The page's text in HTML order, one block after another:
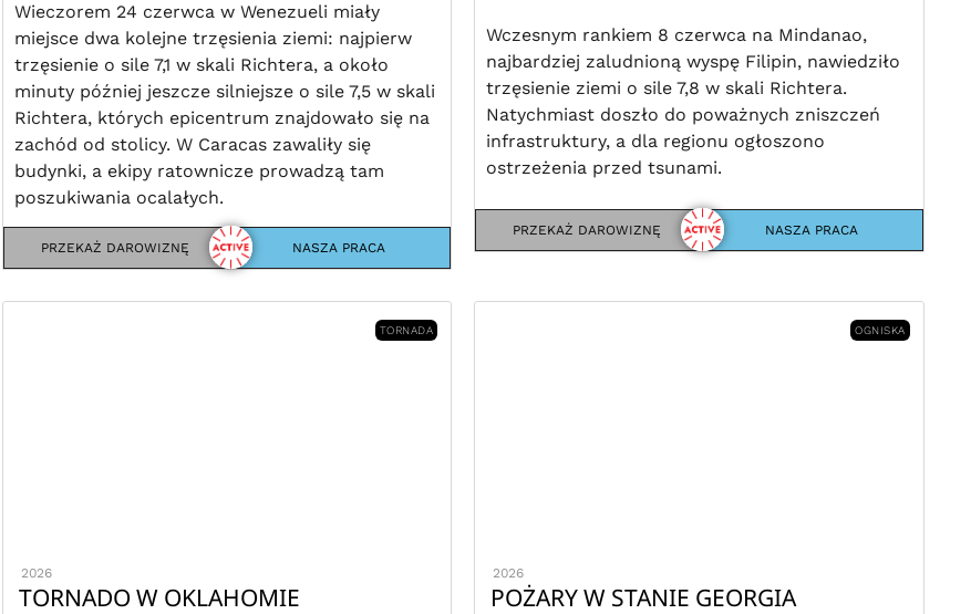
Wieczorem 24 czerwca w Wenezueli miały
miejsce dwa kolejne trzęsienia ziemi: najpierw
trzęsienie o sile 7,1 w skali Richtera, a około
minuty później jeszcze silniejsze o sile 7,5 w skali
Richtera, których epicentrum znajdowało się na
zachód od stolicy. W Caracas zawaliły się
budynki, a ekipy ratownicze prowadzą tam
poszukiwania ocalałych.
PRZEKAŻ DAROWIZNĘ NASZA PRACA
Wczesnym rankiem 8 czerwca na Mindanao,
najbardziej zaludnioną wyspę Filipin, nawiedziło
trzęsienie ziemi o sile 7,8 w skali Richtera.
Natychmiast doszło do poważnych zniszczeń
infrastruktury, a dla regionu ogłoszono
ostrzeżenia przed tsunami.
PRZEKAŻ DAROWIZNĘ NASZA PRACA
TORNADA
2026
TORNADO W OKLAHOMIE
OGNISKA
2026
POŻARY W STANIE GEORGIA